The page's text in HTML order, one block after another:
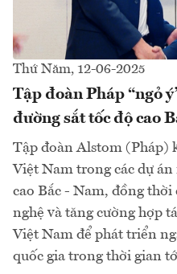
Thứ Năm, 12-06-2025
Tập đoàn Pháp “ngỏ
đường sắt tốc độ cao
Tập đoàn Alstom (Pháp)
Việt Nam trong các dự
cao Bắc - Nam, đồng thời
nghệ và tăng cường hợp
Việt Nam để phát triển
quốc gia trong thời gian